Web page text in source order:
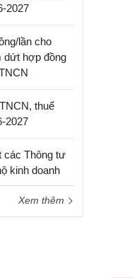
2027
lần cho
dứt hợp đồng
thuế
2027
các Thông tư
kinh doanh
Xem thêm